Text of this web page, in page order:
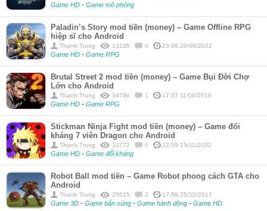
Game HD - Game mô phỏng
Paladin’s Story mod tiền (money) – Game Offline RPG
hiệp sĩ cho Android
Thanh Trung 13135 0 23:06 29/08/2022
Game HD - Game RPG
Brutal Street 2 mod tiền (money) – Game Bụi Đời Chợ
Lớn cho Android
Thanh Trung 34790 1 17:57 11/06/2018
Game HD - Game RPG
Stickman Ninja Fight mod tiền (money) – Game đối
kháng 7 viên Dragon cho Android
Thanh Trung 10772 0 22:59 15/11/2022
Game HD - Game đối kháng
Robot Ball mod tiền – Game Robot phong cách GTA cho
Android
Thanh Trung 25015 2 17:58 25/12/2017
Game 3D - Game bắn súng - Game hành động - Game HD